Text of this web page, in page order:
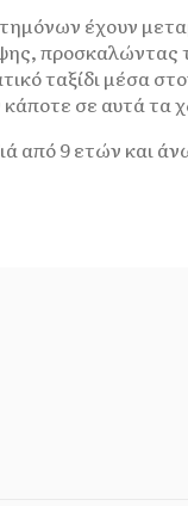
έχουν
προσκαλώντας
ταξίδι μέσα
κάποτε σε αυτά τα
από 9 ετών και